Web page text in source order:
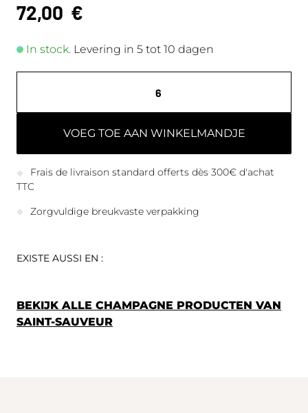
72,00 €
In stock. Levering in 5 tot 10 dagen
VOEG TOE AAN WINKELMANDJE
Frais de livraison standard offerts dès 300€ d'achat
TTC
Zorgvuldige breukvaste verpakking
EXISTE AUSSI EN :
BEKIJK ALLE CHAMPAGNE PRODUCTEN VAN
SAINT-SAUVEUR